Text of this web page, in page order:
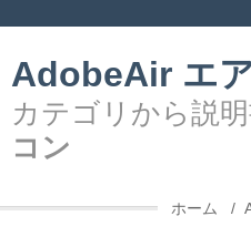
AdobeAir エ
カテゴリから説
コン
ホーム